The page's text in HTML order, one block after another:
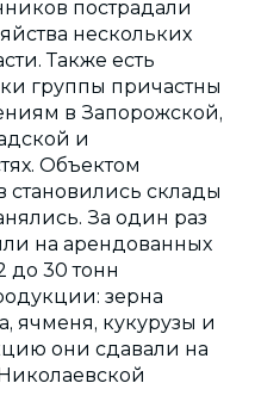
пострадали
нескольких
Также есть
группы причастны
в Запорожской,
и
Объектом
становились склады
За один раз
на арендованных
до 30 тонн
зерна
ячменя, кукурузы и
они сдавали на